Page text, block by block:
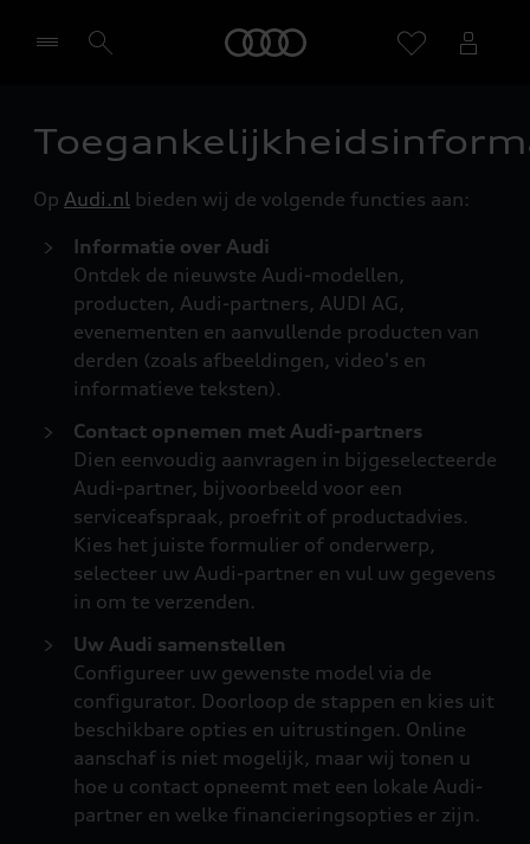
Selecteer een dealer
Op Audi.nl bieden wij de volgende functies aan:
Informatie over Audi
Ontdek de nieuwste Audi-modellen,
producten, Audi-partners, AUDI AG,
evenementen en aanvullende producten van
derden (zoals afbeeldingen, video's en
informatieve teksten).
Contact opnemen met Audi-partners
Dien eenvoudig aanvragen in bijgeselecteerde
Audi-partner, bijvoorbeeld voor een
serviceafspraak, proefrit of productadvies.
Kies het juiste formulier of onderwerp,
selecteer uw Audi-partner en vul uw gegevens
in om te verzenden.
Uw Audi samenstellen
Configureer uw gewenste model via de
configurator. Doorloop de stappen en kies uit
beschikbare opties en uitrustingen. Online
aanschaf is niet mogelijk, maar wij tonen u
hoe u contact opneemt met een lokale Audi-
partner en welke financieringsopties er zijn.